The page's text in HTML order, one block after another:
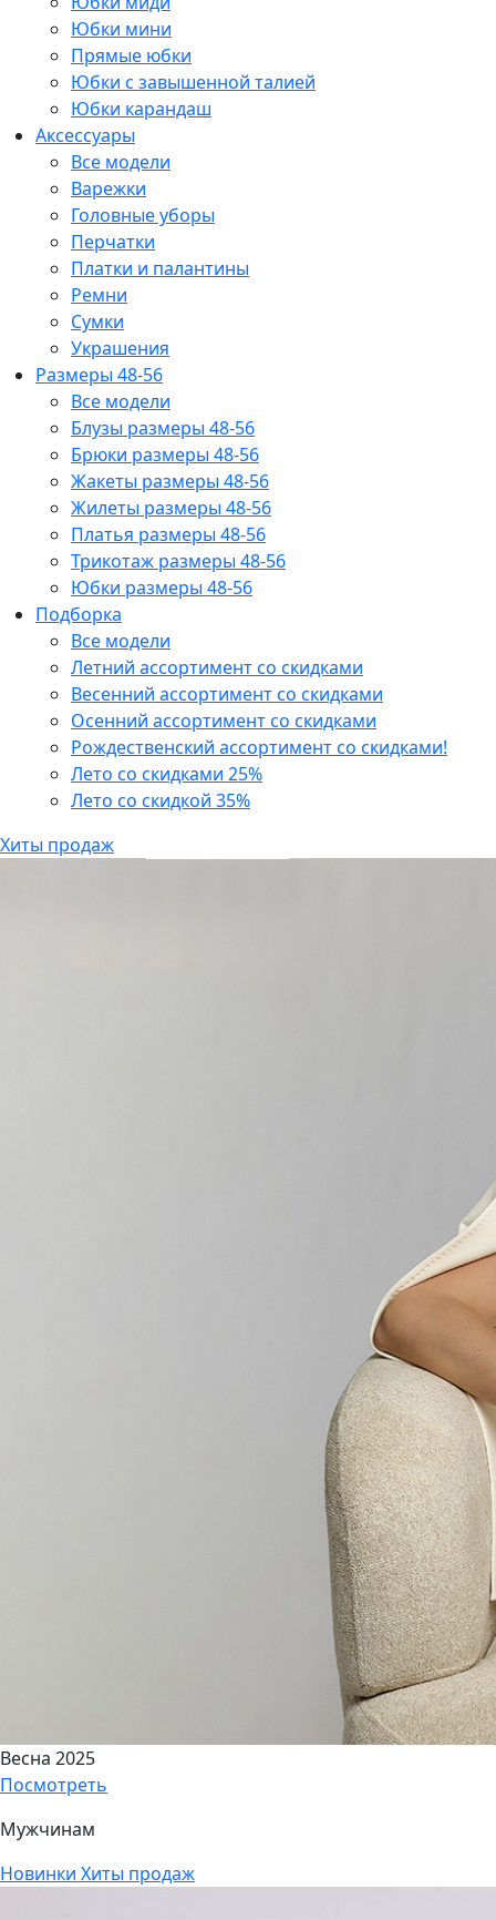
Юбки мини
Прямые юбки
Юбки с завышенной талией
Юбки карандаш
Аксессуары
Все модели
Варежки
Головные уборы
Перчатки
Платки и палантины
Ремни
Сумки
Украшения
Размеры 48-56
Все модели
Блузы размеры 48-56
Брюки размеры 48-56
Жакеты размеры 48-56
Жилеты размеры 48-56
Платья размеры 48-56
Трикотаж размеры 48-56
Юбки размеры 48-56
Подборка
Все модели
Летний ассортимент со скидками
Весенний ассортимент со скидками
Осенний ассортимент со скидками
Рождественский ассортимент со скидками!
Лето со скидками 25%
Лето со скидкой 35%
Хиты продаж
Весна 2025
Посмотреть
Мужчинам
Новинки Хиты продаж